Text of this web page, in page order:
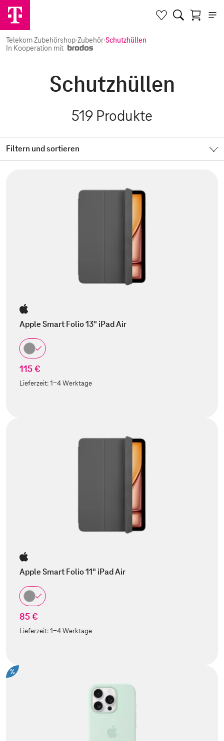
Telekom Zubehörshop·Zubehör·Schutzhüllen
In Kooperation mit
Schutzhüllen
519 Produkte
Filtern und sortieren
Apple Smart Folio 13" iPad Air
115 €
Lieferzeit:1-4 Werktage
Apple Smart Folio 11" iPad Air
85 €
Lieferzeit:1-4 Werktage
%